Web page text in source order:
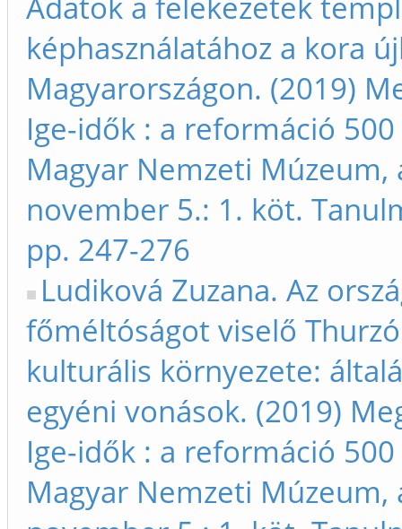
képhasználatához a kora
Magyarországon. (2019)
Ige-idők : a reformáció
Magyar Nemzeti Múzeum,
november 5.: 1. köt.
pp. 247-276
Ludiková Zuzana. Az
főméltóságot viselő
kulturális környezete:
egyéni vonások. (2019)
Ige-idők : a reformáció
Magyar Nemzeti Múzeum,